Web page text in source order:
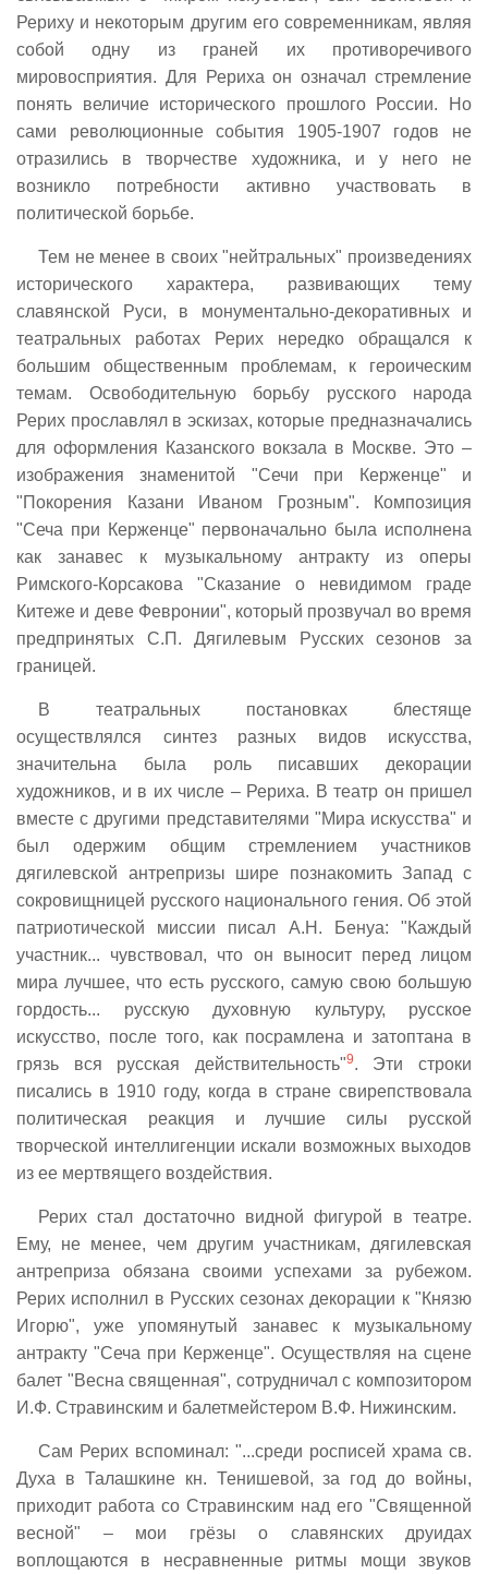
Рериху и некоторым другим его современникам, являя
собой одну из граней их противоречивого
мировосприятия. Для Рериха он означал стремление
понять величие исторического прошлого России. Но
сами революционные события 1905-1907 годов не
отразились в творчестве художника, и у него не
возникло потребности активно участвовать в
политической борьбе.
Тем не менее в своих "нейтральных" произведениях
исторического характера, развивающих тему
славянской Руси, в монументально-декоративных и
театральных работах Рерих нередко обращался к
большим общественным проблемам, к героическим
темам. Освободительную борьбу русского народа
Рерих прославлял в эскизах, которые предназначались
для оформления Казанского вокзала в Москве. Это –
изображения знаменитой "Сечи при Керженце" и
"Покорения Казани Иваном Грозным". Композиция
"Сеча при Керженце" первоначально была исполнена
как занавес к музыкальному антракту из оперы
Римского-Корсакова "Сказание о невидимом граде
Китеже и деве Февронии", который прозвучал во время
предпринятых С.П. Дягилевым Русских сезонов за
границей.
В театральных постановках блестяще
осуществлялся синтез разных видов искусства,
значительна была роль писавших декорации
художников, и в их числе – Рериха. В театр он пришел
вместе с другими представителями "Мира искусства" и
был одержим общим стремлением участников
дягилевской антрепризы шире познакомить Запад с
сокровищницей русского национального гения. Об этой
патриотической миссии писал А.Н. Бенуа: "Каждый
участник... чувствовал, что он выносит перед лицом
мира лучшее, что есть русского, самую свою большую
гордость... русскую духовную культуру, русское
искусство, после того, как посрамлена и затоптана в
грязь вся русская действительность"9. Эти строки
писались в 1910 году, когда в стране свирепствовала
политическая реакция и лучшие силы русской
творческой интеллигенции искали возможных выходов
из ее мертвящего воздействия.
Рерих стал достаточно видной фигурой в театре.
Ему, не менее, чем другим участникам, дягилевская
антреприза обязана своими успехами за рубежом.
Рерих исполнил в Русских сезонах декорации к "Князю
Игорю", уже упомянутый занавес к музыкальному
антракту "Сеча при Керженце". Осуществляя на сцене
балет "Весна священная", сотрудничал с композитором
И.Ф. Стравинским и балетмейстером В.Ф. Нижинским.
Сам Рерих вспоминал: "...среди росписей храма св.
Духа в Талашкине кн. Тенишевой, за год до войны,
приходит работа со Стравинским над его "Священной
весной" – мои грёзы о славянских друидах
воплощаются в несравненные ритмы мощи звуков